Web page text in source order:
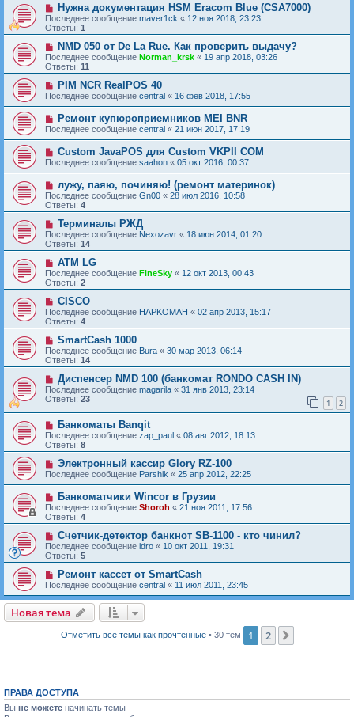
Нужна документация HSM Eracom Blue (CSA7000)
Последнее сообщение maver1ck « 12 ноя 2018, 23:23
Ответы: 1
NMD 050 от De La Rue. Как проверить выдачу?
Последнее сообщение Norman_krsk « 19 апр 2018, 03:26
Ответы: 11
PIM NCR RealPOS 40
Последнее сообщение central « 16 фев 2018, 17:55
Ремонт купюроприемников MEI BNR
Последнее сообщение central « 21 июн 2017, 17:19
Custom JavaPOS для Custom VKPII COM
Последнее сообщение saahon « 05 окт 2016, 00:37
лужу, паяю, починяю! (ремонт материнок)
Последнее сообщение Gn00 « 28 июл 2016, 10:58
Ответы: 4
Терминалы РЖД
Последнее сообщение Nexozavr « 18 июн 2014, 01:20
Ответы: 14
АТМ LG
Последнее сообщение FineSky « 12 окт 2013, 00:43
Ответы: 2
CISCO
Последнее сообщение HAPKOMAH « 02 апр 2013, 15:17
Ответы: 4
SmartCash 1000
Последнее сообщение Bura « 30 мар 2013, 06:14
Ответы: 14
Диспенсер NMD 100 (банкомат RONDO CASH IN)
Последнее сообщение magarila « 31 янв 2013, 23:14
Ответы: 23 1 2
Банкоматы Banqit
Последнее сообщение zap_paul « 08 авг 2012, 18:13
Ответы: 8
Электронный кассир Glory RZ-100
Последнее сообщение Parshik « 25 апр 2012, 22:25
Банкоматчики Wincor в Грузии
Последнее сообщение Shoroh « 21 ноя 2011, 17:56
Ответы: 4
Счетчик-детектор банкнот SB-1100 - кто чинил?
Последнее сообщение idro « 10 окт 2011, 19:31
Ответы: 5
Ремонт кассет от SmartCash
Последнее сообщение central « 11 июл 2011, 23:45
Новая тема
Новаятема
Отметить все темы как прочтённые• 30 тем 1 2
ПРАВА ДОСТУПА
Вы не можете начинать темы